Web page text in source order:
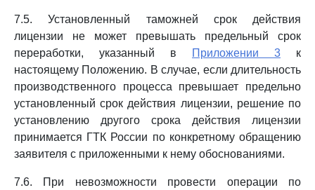
7.5. Установленный таможней срок действия
лицензии не может превышать предельный срок
переработки, указанный в
Приложении 3 к
настоящему Положению. В случае, если длительность
производственного процесса превышает предельно
установленный срок действия лицензии, решение по
установлению другого срока действия лицензии
принимается ГТК России по конкретному обращению
заявителя с приложенными к нему обоснованиями.
7.6. При невозможности провести операции по